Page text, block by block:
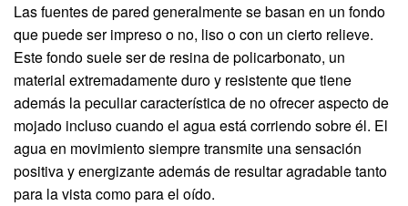
Las fuentes de pared generalmente se basan en un fondo
que puede ser impreso o no, liso o con un cierto relieve.
Este fondo suele ser de resina de policarbonato, un
material extremadamente duro y resistente que tiene
además la peculiar característica de no ofrecer aspecto de
mojado incluso cuando el agua está corriendo sobre él. El
agua en movimiento siempre transmite una sensación
positiva y energizante además de resultar agradable tanto
para la vista como para el oído.